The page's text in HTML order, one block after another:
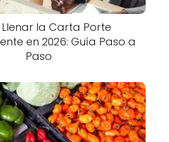
la Carta Porte
en 2026: Guía Paso a
Paso